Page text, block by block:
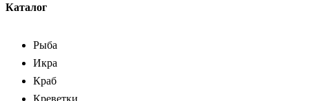
Каталог
Рыба
Икра
Краб
Креветки